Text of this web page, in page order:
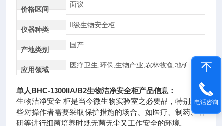
价格区间
面议
仪器种类
Ⅱ级生物安全柜
产地类别
国产
应用领域
医疗卫生,环保,生物产业,农林牧渔,地矿
单人BHC-1300IIA/B2生物洁净安全柜产品信息：
生物洁净安全 柜是当今微生物实验室之必要品，特别是那
些对操作者需要采取保护措施的场合。如医疗、制药、科
研等进行细菌培养时既无菌无尘又工作安全的环境。
电话咨询